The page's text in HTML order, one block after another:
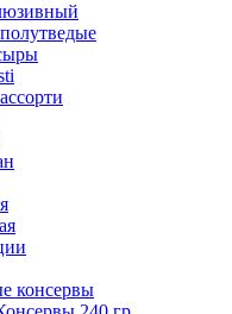
консервы